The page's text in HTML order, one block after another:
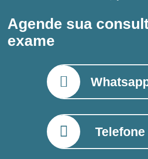
Agende sua
exame
Telefone